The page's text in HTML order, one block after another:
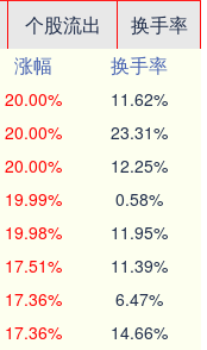
个股流出
换手率
涨幅
换手率
20.00% 11.62%
20.00% 23.31%
20.00% 12.25%
19.99% 0.58%
19.98% 11.95%
17.51% 11.39%
17.36% 6.47%
17.36% 14.66%